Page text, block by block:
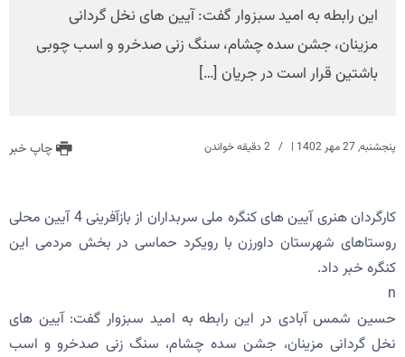
این رابطه به امید سبزوار گفت: آیین های نخل گردانی
مزینان، جشن سده چشام، سنگ زنی صدخرو و اسب چوبی
باشتین قرار است در جریان […]
پنجشنبه, 27 مهر 1402 | چاپ خبر
کارگردان هنری آیین های کنگره ملی سربداران از بازآفرینی 4 آیین محلی
روستاهای شهرستان داورزن با رویکرد حماسی در بخش مردمی این
کنگره خبر داد.
n
حسین شمس آبادی در این رابطه به امید سبزوار گفت: آیین های
نخل گردانی مزینان، جشن سده چشام، سنگ زنی صدخرو و اسب